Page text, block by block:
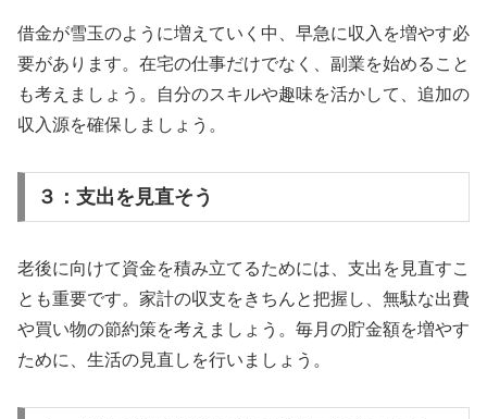
借金が雪玉のように増えていく中、早急に収入を増やす必
要があります。在宅の仕事だけでなく、副業を始めること
も考えましょう。自分のスキルや趣味を活かして、追加の
収入源を確保しましょう。
３：支出を見直そう
老後に向けて資金を積み立てるためには、支出を見直すこ
とも重要です。家計の収支をきちんと把握し、無駄な出費
や買い物の節約策を考えましょう。毎月の貯金額を増やす
ために、生活の見直しを行いましょう。